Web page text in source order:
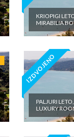
KRIOPIGI
MIRABILIA
IZDVOJENO
PALJURI
LUXURY